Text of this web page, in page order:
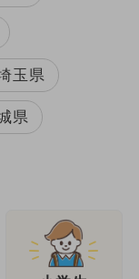
玉県
県